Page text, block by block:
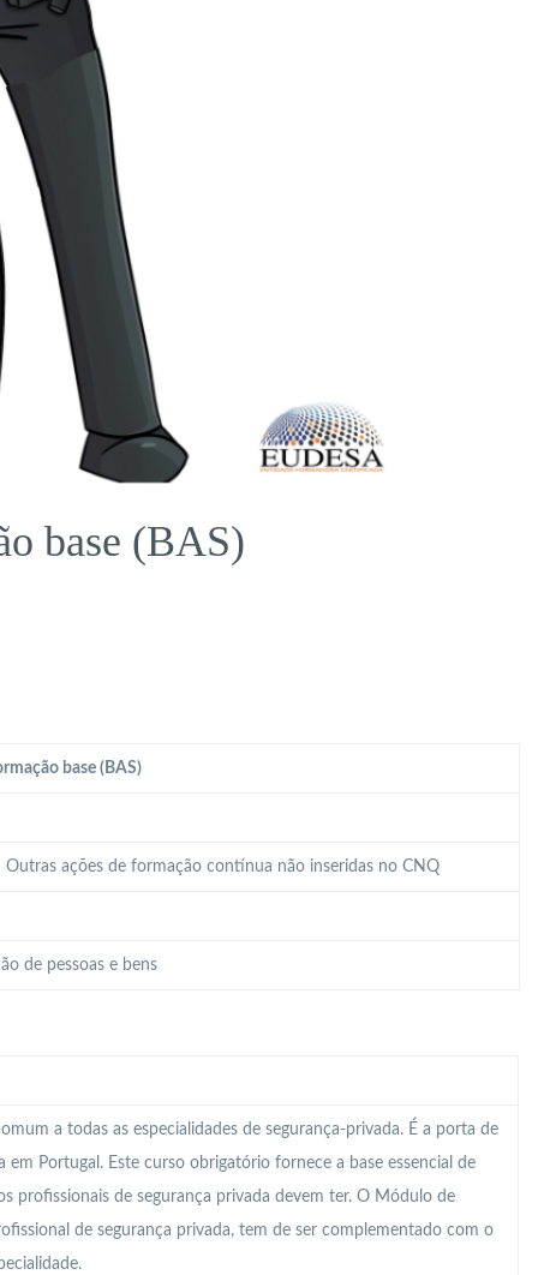
base (BAS)
base (BAS)
Outras ações de formação contínua não inseridas no CNQ
de pessoas e bens
a todas as especialidades de segurança-privada. É a porta de
Portugal. Este curso obrigatório fornece a base essencial de
profissionais de segurança privada devem ter. O Módulo de
de segurança privada, tem de ser complementado com o